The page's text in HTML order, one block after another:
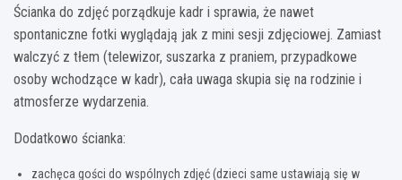
Ścianka do zdjęć porządkuje kadr i sprawia, że nawet
spontaniczne fotki wyglądają jak z mini sesji zdjęciowej. Zamiast
walczyć z tłem (telewizor, suszarka z praniem, przypadkowe
osoby wchodzące w kadr), cała uwaga skupia się na rodzinie i
atmosferze wydarzenia.
Dodatkowo ścianka:
zachęca gości do wspólnych zdjęć (dzieci same ustawiają się w